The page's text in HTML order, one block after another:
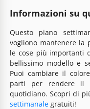
Informazioni su
Questo piano
vogliono mantenere la
le cose più importanti
bellissimo modello e
Puoi cambiare il
parti per rendere il
quotidiano. Scopri di
settimanale gratuiti!